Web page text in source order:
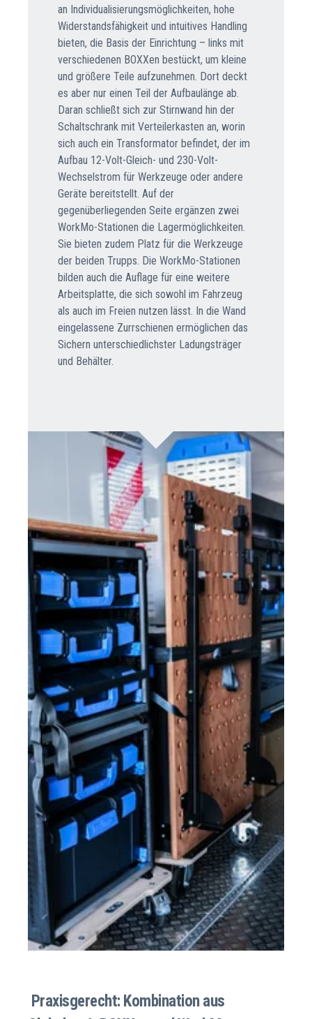
an Individualisierungsmöglichkeiten, hohe
Widerstandsfähigkeit und intuitives Handling
bieten, die Basis der Einrichtung – links mit
verschiedenen BOXXen bestückt, um kleine
und größere Teile aufzunehmen. Dort deckt
es aber nur einen Teil der Aufbaulänge ab.
Daran schließt sich zur Stirnwand hin der
Schaltschrank mit Verteilerkasten an, worin
sich auch ein Transformator befindet, der im
Aufbau 12-Volt-Gleich- und 230-Volt-
Wechselstrom für Werkzeuge oder andere
Geräte bereitstellt. Auf der
gegenüberliegenden Seite ergänzen zwei
WorkMo-Stationen die Lagermöglichkeiten.
Sie bieten zudem Platz für die Werkzeuge
der beiden Trupps. Die WorkMo-Stationen
bilden auch die Auflage für eine weitere
Arbeitsplatte, die sich sowohl im Fahrzeug
als auch im Freien nutzen lässt. In die Wand
eingelassene Zurrschienen ermöglichen das
Sichern unterschiedlichster Ladungsträger
und Behälter.
Praxisgerecht: Kombination aus